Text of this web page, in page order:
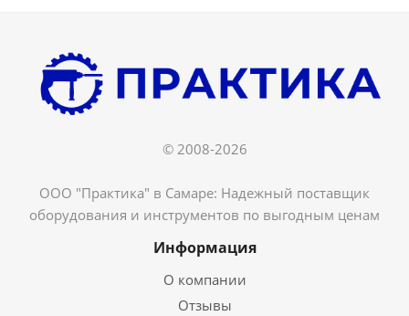
© 2008-2026
ООО "Практика" в Самаре: Надежный поставщик
оборудования и инструментов по выгодным ценам
Информация
О компании
Отзывы